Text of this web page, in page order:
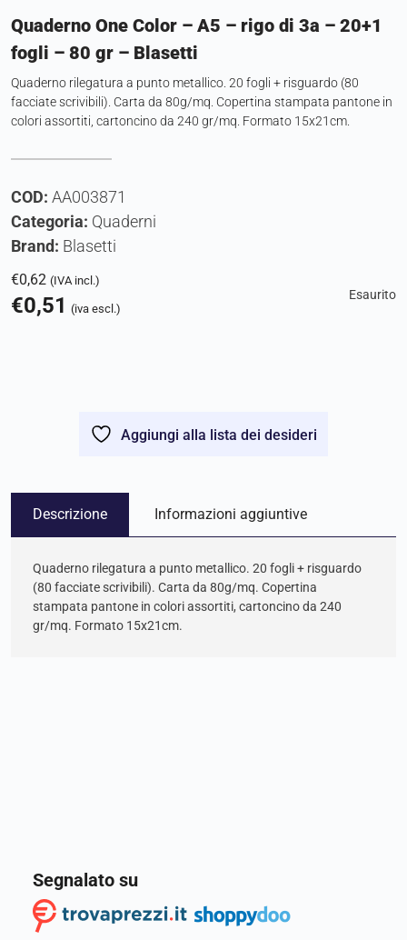
Quaderno One Color – A5 – rigo di 3a – 20+1
fogli – 80 gr – Blasetti
Quaderno rilegatura a punto metallico. 20 fogli + risguardo (80
facciate scrivibili). Carta da 80g/mq. Copertina stampata pantone in
colori assortiti, cartoncino da 240 gr/mq. Formato 15x21cm.
COD: AA003871
Categoria: Quaderni
Brand: Blasetti
€0,62 (IVA incl.)
€0,51 (iva escl.)
Esaurito
Aggiungi alla lista dei desideri
Descrizione Informazioni aggiuntive
Quaderno rilegatura a punto metallico. 20 fogli + risguardo
(80 facciate scrivibili). Carta da 80g/mq. Copertina
stampata pantone in colori assortiti, cartoncino da 240
gr/mq. Formato 15x21cm.
Segnalato su